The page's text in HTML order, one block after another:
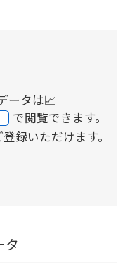
ータは📈
で閲覧できます。
録いただけます。
タ